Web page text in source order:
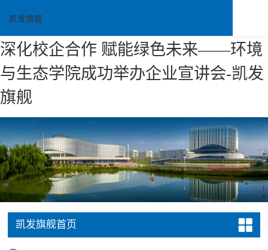
深化校企合作 赋能绿色未来——环境
与生态学院成功举办企业宣讲会-凯发
旗舰
凯发旗舰
凯发旗舰首页